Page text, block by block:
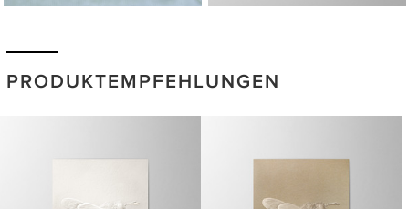
PRODUKTEMPFEHLUNGEN